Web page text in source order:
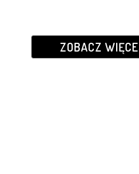
ZOBACZ